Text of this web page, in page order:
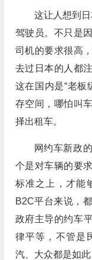
这让人想到
驾驶员。不只是
司机的要求很高
去过日本的人都
这在国内是“老板
存空间，哪怕叫
择出租车。
网约车新政
个是对车辆的要
标准之上，才能
B2C平台来说，
政府主导的约车
律平等，不管是
汽、大众都是如此